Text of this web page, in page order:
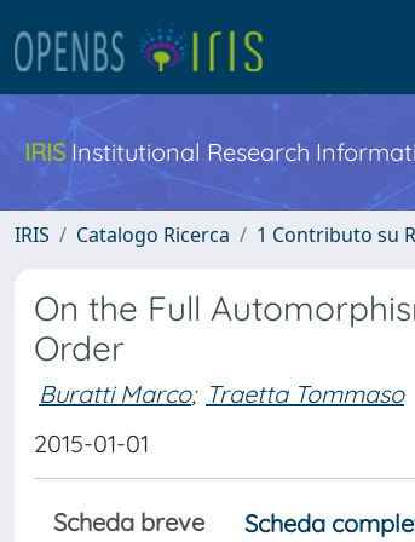
IRIS Institutional Research
IRIS Catalogo Ricerca 1 Contributo su
On the Full
Order
Buratti Marco; Traetta Tommaso
2015-01-01
Scheda breve Scheda